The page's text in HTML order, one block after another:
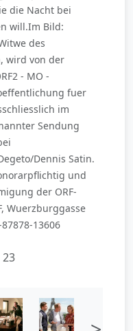
die Nacht bei
will.Im Bild:
des
wird von der
- MO -
fuer
im
Sendung
Dennis Satin.
und
der ORF-
Wuerzburggasse
13606
23